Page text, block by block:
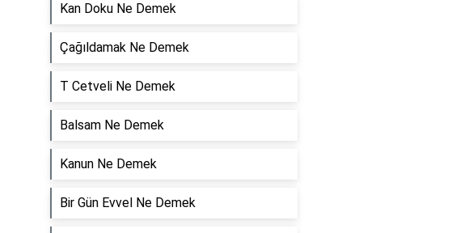
Kan Doku Ne Demek
Çağıldamak Ne Demek
T Cetveli Ne Demek
Balsam Ne Demek
Kanun Ne Demek
Bir Gün Evvel Ne Demek